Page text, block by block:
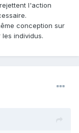
l'action
conception sur
individus.